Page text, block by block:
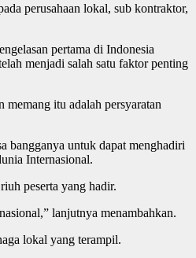
perusahaan lokal, sub kontraktor,
pertama di Indonesia
menjadi salah satu faktor penting
itu adalah persyaratan
bangganya untuk dapat menghadiri
Internasional.
peserta yang hadir.
lanjutnya menambahkan.
lokal yang terampil.